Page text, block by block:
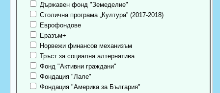
Държавен фонд "Земеделие"
Столична програма „Култура” (2017-2018)
Еврофондове
Еразъм+
Норвежи финансов механизъм
Тръст за социална алтернатива
Фонд "Активни граждани"
Фондация "Лале"
Фондация "Америка за България"